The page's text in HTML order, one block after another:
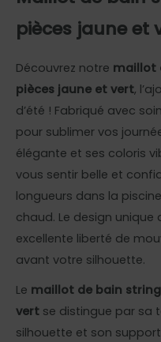
pièces jaune et
Découvrez notre maillot
pièces jaune et vert,
d’été ! Fabriqué avec
pour sublimer vos
élégante et ses coloris
vous sentir belle et
longueurs dans la
chaud. Le design
excellente liberté de
avant votre silhouette.
Le maillot de bain
vert se distingue par sa
silhouette et son